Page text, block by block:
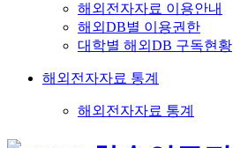
해외전자자료 이용안내
해외DB별 이용권한
대학별 해외DB 구독현황
해외전자자료 통계
해외전자자료 통계